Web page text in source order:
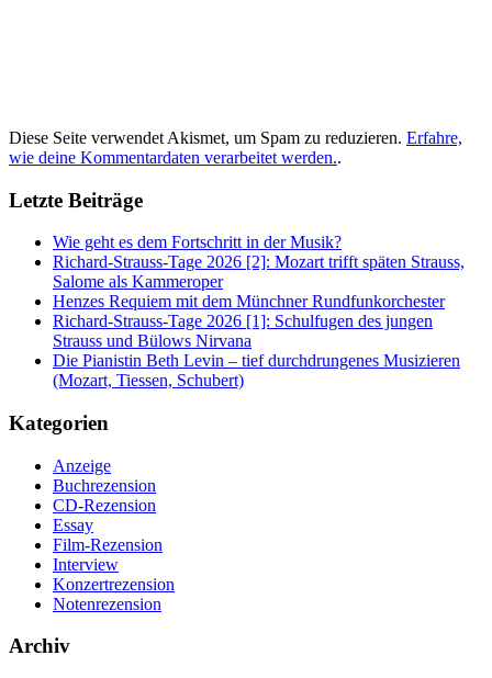
Diese Seite verwendet Akismet, um Spam zu reduzieren. Erfahre,
wie deine Kommentardaten verarbeitet werden..
Letzte Beiträge
Wie geht es dem Fortschritt in der Musik?
Richard-Strauss-Tage 2026 [2]: Mozart trifft späten Strauss,
Salome als Kammeroper
Henzes Requiem mit dem Münchner Rundfunkorchester
Richard-Strauss-Tage 2026 [1]: Schulfugen des jungen
Strauss und Bülows Nirvana
Die Pianistin Beth Levin – tief durchdrungenes Musizieren
(Mozart, Tiessen, Schubert)
Kategorien
Anzeige
Buchrezension
CD-Rezension
Essay
Film-Rezension
Interview
Konzertrezension
Notenrezension
Archiv